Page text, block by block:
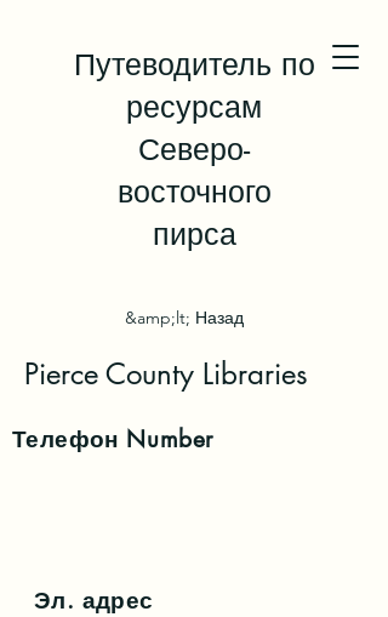
Путеводитель по
ресурсам
Северо-
восточного
пирса
&amp;lt; Назад
Pierce County Libraries
Телефон Number
Эл. адрес